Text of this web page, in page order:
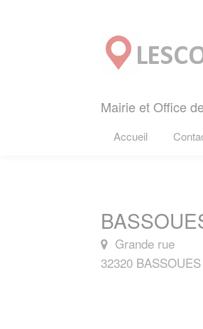
Mairie et Office
Accueil
Grande rue
32320 BASSOUES